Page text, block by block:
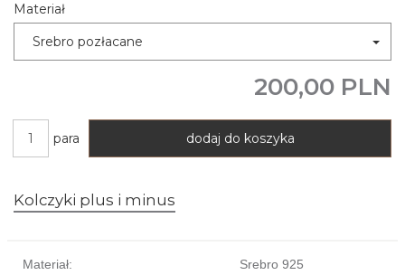
Materiał
Srebro pozłacane
200,00 PLN
para dodaj do koszyka
Kolczyki plus i minus
Materiał:
Srebro 925